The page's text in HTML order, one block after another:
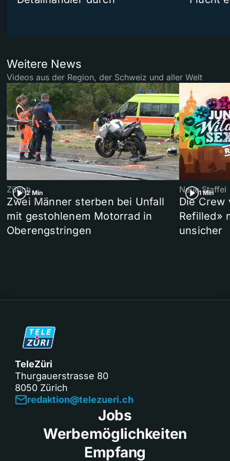
Weitere News
Videos aus der Region, der Schweiz und aller Welt
2 Min
Zürich
Zwei Männer sterben bei Unfall
mit gestohlenem Motorrad in
Oberengstringen
1 Min
Neue Staffel
Die Crew
Refilled»
unsicher
TeleZüri
Thurgauerstrasse 80
8050 Zürich
redaktion@telezueri.ch
Jobs
Werbemöglichkeiten
Empfang